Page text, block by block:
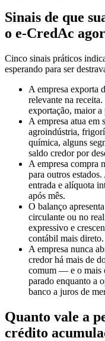
Sinais de que
o e-CredAc
Cinco sinais práticos
esperando para ser
A empresa exporta
relevante na
exportação, maior a
A empresa atua
agroindústria,
química, alguns
saldo credor por
A empresa compra
para outros
entrada e alíquota
após mês.
O balanço
circulante ou no
expressivo e
contábil mais direto.
A empresa nunca
credor há mais de
comum — e o mais
parado enquanto a
banco a juros de
Quanto vale a
crédito